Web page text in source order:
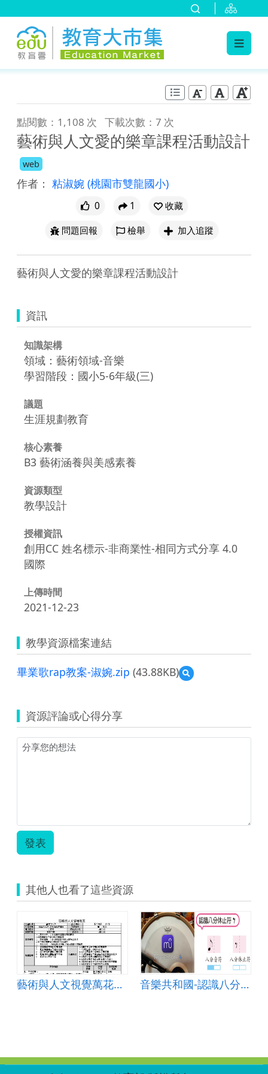
點閱數：1,108 次 下載次數：7 次
藝術與人文愛的樂章課程活動設計
web
作者： 粘淑婉 (桃園市雙龍國小)
0 1
收藏
問題回報
檢舉 加入追蹤
藝術與人文愛的樂章課程活動設計
資訊
知識架構
領域：藝術領域-音樂
學習階段：國小5-6年級(三)
議題
生涯規劃教育
核心素養
B3 藝術涵養與美感素養
資源類型
教學設計
授權資訊
創用CC 姓名標示-非商業性-相同方式分享 4.0
國際
上傳時間
2021-12-23
教學資源檔案連結
畢業歌rap教案-淑婉.zip (43.88KB)
預
覽
rap
教
資源評論或心得分享
發表
其他人也看了這些資源
藝術與人文視覺萬花筒-反反覆覆排著隊教學活動設計 音樂共和國-認識八分休止符